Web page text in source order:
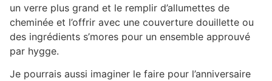
un verre plus grand et le remplir d’allumettes de
cheminée et l’offrir avec une couverture douillette ou
des ingrédients s’mores pour un ensemble approuvé
par hygge.
Je pourrais aussi imaginer le faire pour l’anniversaire